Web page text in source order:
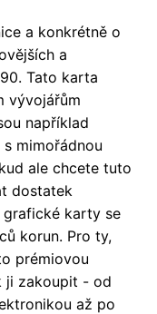
a konkrétně o
a
Tato karta
vývojářům
například
mimořádnou
ale chcete tuto
dostatek
karty se
korun. Pro ty,
prémiovou
ji zakoupit - od
až po